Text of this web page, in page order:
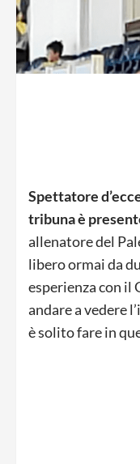
Spettatore
tribuna è
allenatore del
libero ormai da
esperienza con il
andare a vedere
è solito fare in